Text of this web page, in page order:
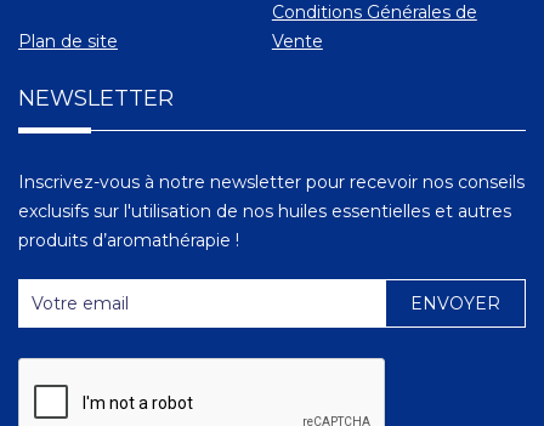
Plan de site
Conditions Générales de
Vente
NEWSLETTER
Inscrivez-vous à notre newsletter pour recevoir nos conseils
exclusifs sur l'utilisation de nos huiles essentielles et autres
produits d’aromathérapie !